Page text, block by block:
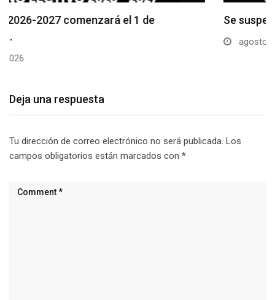
Se suspenderá servicio de agua potable en varios…
Deja una respuesta
Tu dirección de correo electrónico no será publicada. Los
campos obligatorios están marcados con *